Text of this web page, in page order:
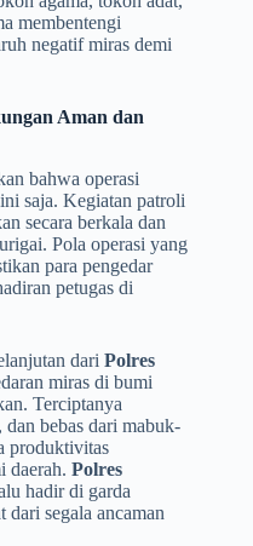
membentengi
negatif miras demi
Aman dan
bahwa operasi
saja. Kegiatan patroli
secara berkala dan
Pola operasi yang
para pengedar
petugas di
dari Polres
miras di bumi
Terciptanya
bebas dari mabuk-
produktivitas
daerah. Polres
hadir di garda
segala ancaman